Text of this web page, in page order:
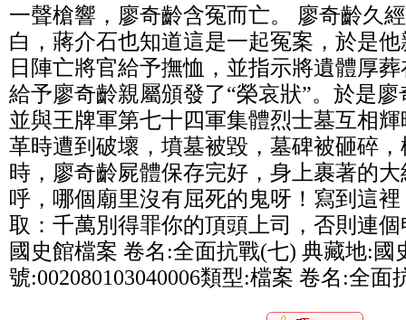
一聲槍響，廖奇齡含冤而亡。 廖奇齡久
白，蔣介石也知道這是一起冤案，於是
日陣亡將官給予撫恤，並指示將遺體厚
給予廖奇齡親屬頒發了“榮哀狀”。於是
並與王牌軍第七十四軍集體烈士墓互相
革時遭到破壞，墳墓被毀，墓碑被砸碎
時，廖奇齡屍體保存完好，身上裹著的
呼，哪個廟里沒有屈死的鬼呀！寫到這
取：千萬別得罪你的頂頭上司，否則連
國史館檔案 卷名:全面抗戰(七) 典藏地:國
號:002080103040006類型:檔案 卷名:全面